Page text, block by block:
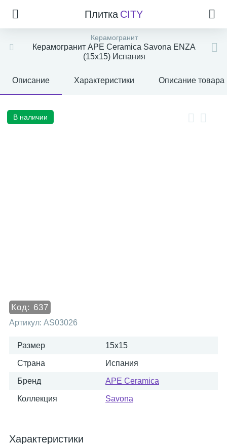
Плитка CITY
Керамогранит
Керамогранит APE Ceramica Savona ENZA
(15x15) Испания
Описание Характеристики Описание товара
В наличии
Код: 637
Артикул: AS03026
Размер 15x15
Страна Испания
Бренд APE Ceramica
Коллекция Savona
Характеристики